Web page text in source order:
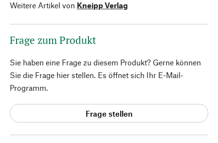
Weitere Artikel von Kneipp Verlag
Frage zum Produkt
Sie haben eine Frage zu diesem Produkt? Gerne können
Sie die Frage hier stellen. Es öffnet sich Ihr E-Mail-
Programm.
Frage stellen